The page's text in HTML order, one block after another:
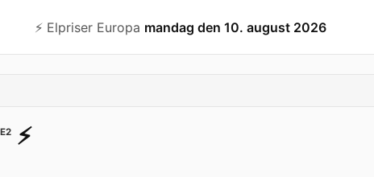
⚡️ Elpriser Europa mandag den 10. august 2026
⚡️